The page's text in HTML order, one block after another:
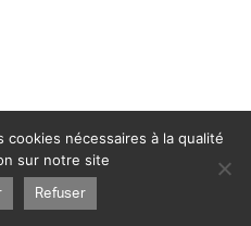
nécessaires à la qualité
sur notre site
Refuser